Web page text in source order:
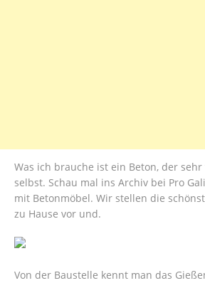
Was ich brauche ist ein Beton, der
selbst. Schau mal ins Archiv bei Pro
mit Betonmöbel. Wir stellen die
zu Hause vor und.
Von der Baustelle kennt man das